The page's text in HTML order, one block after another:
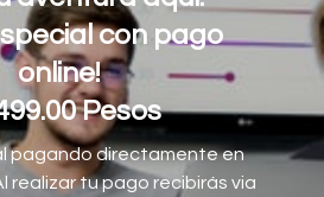
con pago
online!
Pesos
pagando directamente en
realizar tu pago recibirás via